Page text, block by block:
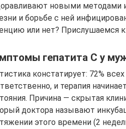
новыми методами
и борьбе с ней
или нет? Прислушаемся
гепатита С у
констатирует: 72%
и терапия
Причина — скрытая
доктора называют
этого времени (2